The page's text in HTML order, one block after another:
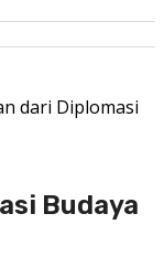
dari Diplomasi
Budaya